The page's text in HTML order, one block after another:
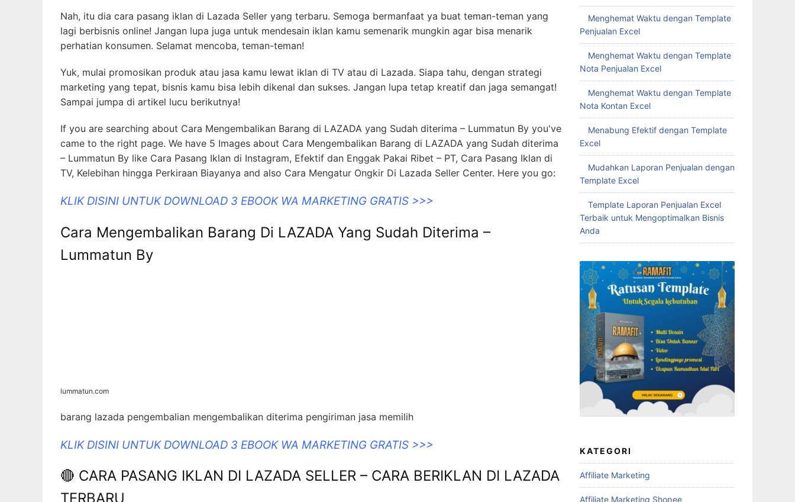
Nah, itu dia cara pasang iklan di Lazada Seller yang terbaru. Semoga bermanfaat ya buat teman-teman yang
lagi berbisnis online! Jangan lupa juga untuk mendesain iklan kamu semenarik mungkin agar bisa menarik
perhatian konsumen. Selamat mencoba, teman-teman!
Yuk, mulai promosikan produk atau jasa kamu lewat iklan di TV atau di Lazada. Siapa tahu, dengan strategi
marketing yang tepat, bisnis kamu bisa lebih dikenal dan sukses. Jangan lupa tetap kreatif dan jaga semangat!
Sampai jumpa di artikel lucu berikutnya!
If you are searching about Cara Mengembalikan Barang di LAZADA yang Sudah diterima – Lummatun By you've
came to the right page. We have 5 Images about Cara Mengembalikan Barang di LAZADA yang Sudah diterima
– Lummatun By like Cara Pasang Iklan di Instagram, Efektif dan Enggak Pakai Ribet – PT, Cara Pasang Iklan di
TV, Kelebihan hingga Perkiraan Biayanya and also Cara Mengatur Ongkir Di Lazada Seller Center. Here you go:
KLIK DISINI UNTUK DOWNLOAD 3 EBOOK WA MARKETING GRATIS >>>
Cara Mengembalikan Barang Di LAZADA Yang Sudah Diterima –
Lummatun By
Menghemat Waktu dengan Template
Penjualan Excel
Menghemat Waktu dengan Template
Nota Penjualan Excel
Menghemat Waktu dengan Template
Nota Kontan Excel
Menabung Efektif dengan Template
Excel
Mudahkan Laporan Penjualan dengan
Template Excel
Template Laporan Penjualan Excel
Terbaik untuk Mengoptimalkan Bisnis
Anda
KATEGORI
Affiliate Marketing
Affiliate Marketing Shopee